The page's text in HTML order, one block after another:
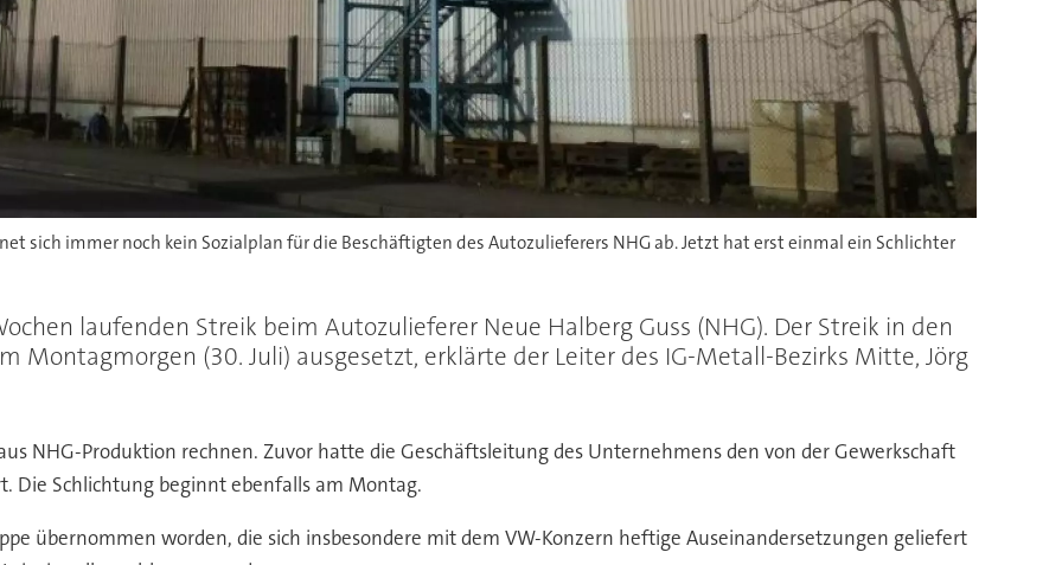
sich immer noch kein Sozialplan für die Beschäftigten des Autozulieferers NHG ab. Jetzt hat erst einmal ein Schlichter
laufenden Streik beim Autozulieferer Neue Halberg Guss (NHG). Der Streik in den
Montagmorgen (30. Juli) ausgesetzt, erklärte der Leiter des IG-Metall-Bezirks Mitte, Jörg
NHG-Produktion rechnen. Zuvor hatte die Geschäftsleitung des Unternehmens den von der Gewerkschaft
Die Schlichtung beginnt ebenfalls am Montag.
übernommen worden, die sich insbesondere mit dem VW-Konzern heftige Auseinandersetzungen geliefert